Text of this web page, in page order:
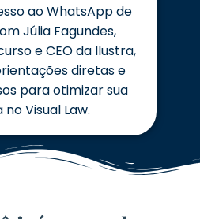
ao WhatsApp de
Júlia Fagundes,
e CEO da Ilustra,
diretas e
para otimizar sua
Visual Law.